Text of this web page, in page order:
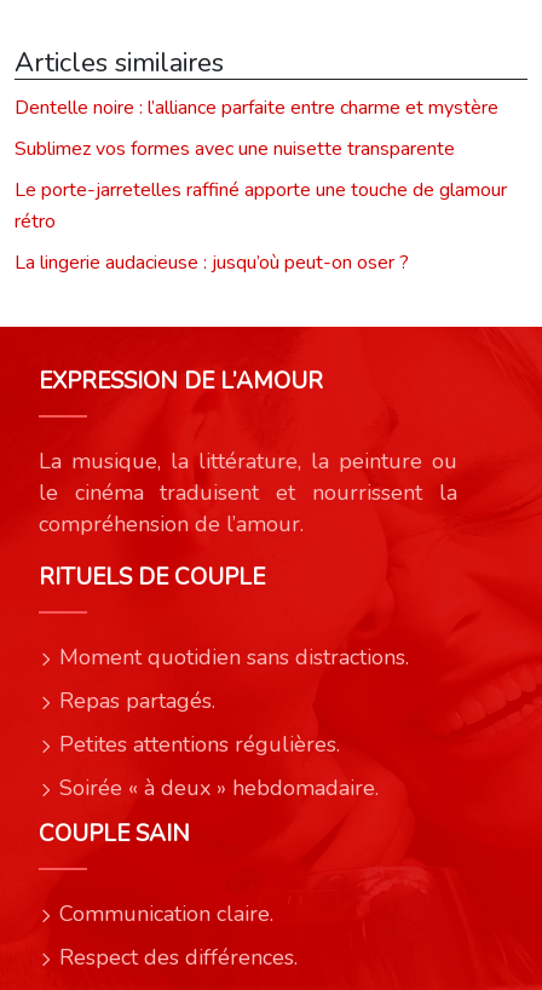
Articles similaires
Dentelle noire : l’alliance parfaite entre charme et mystère
Sublimez vos formes avec une nuisette transparente
Le porte-jarretelles raffiné apporte une touche de glamour
rétro
La lingerie audacieuse : jusqu’où peut-on oser ?
EXPRESSION DE L’AMOUR
La musique, la littérature, la peinture ou
le cinéma traduisent et nourrissent la
compréhension de l’amour.
RITUELS DE COUPLE
Moment quotidien sans distractions.
Repas partagés.
Petites attentions régulières.
Soirée « à deux » hebdomadaire.
COUPLE SAIN
Communication claire.
Respect des différences.